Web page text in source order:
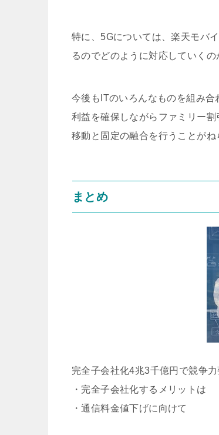
特に、5Gについては、楽天モバ
るのでどのように対応していくの
今後もITのいろんなものを組み合
利益を確保しながらファミリー
移動と固定の融合を行うことがね
まとめ
完全子会社化4兆3千億円で競争
・完全子会社化するメリットは
・通信料金値下げに向けて